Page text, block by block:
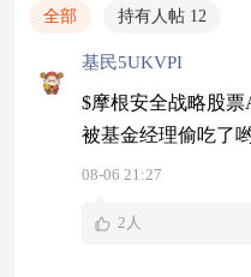
全部 持有人帖 12
基民5UKVPI
$摩根安全战略股票
被基金经理偷吃了
08-06 21:27
2人